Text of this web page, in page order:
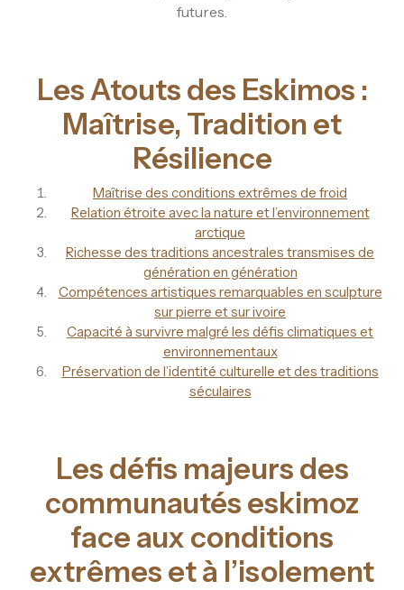
futures.
Les Atouts des Eskimos :
Maîtrise, Tradition et
Résilience
Maîtrise des conditions extrêmes de froid
Relation étroite avec la nature et l’environnement
arctique
Richesse des traditions ancestrales transmises de
génération en génération
Compétences artistiques remarquables en sculpture
sur pierre et sur ivoire
Capacité à survivre malgré les défis climatiques et
environnementaux
Préservation de l’identité culturelle et des traditions
séculaires
Les défis majeurs des
communautés eskimoz
face aux conditions
extrêmes et à l’isolement